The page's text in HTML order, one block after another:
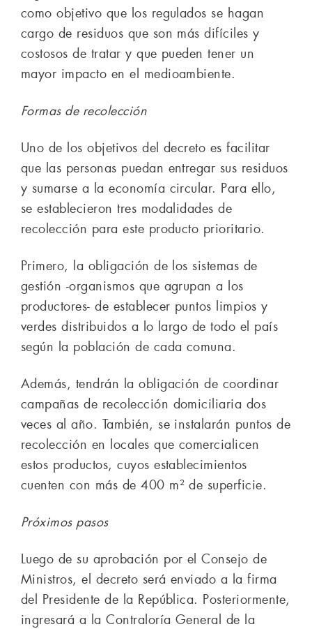
como objetivo que los regulados se hagan
cargo de residuos que son más difíciles y
costosos de tratar y que pueden tener un
mayor impacto en el medioambiente.
Formas de recolección
Uno de los objetivos del decreto es facilitar
que las personas puedan entregar sus residuos
y sumarse a la economía circular. Para ello,
se establecieron tres modalidades de
recolección para este producto prioritario.
Primero, la obligación de los sistemas de
gestión -organismos que agrupan a los
productores- de establecer puntos limpios y
verdes distribuidos a lo largo de todo el país
según la población de cada comuna.
Además, tendrán la obligación de coordinar
campañas de recolección domiciliaria dos
veces al año. También, se instalarán puntos de
recolección en locales que comercialicen
estos productos, cuyos establecimientos
cuenten con más de 400 m² de superficie.
Próximos pasos
Luego de su aprobación por el Consejo de
Ministros, el decreto será enviado a la firma
del Presidente de la República. Posteriormente,
ingresará a la Contraloría General de la